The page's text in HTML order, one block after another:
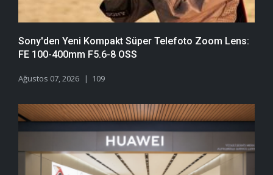
Sony'den Yeni Kompakt Süper Telefoto Zoom Lens:
FE 100-400mm F5.6-8 OSS
Ağustos 07, 2026 109